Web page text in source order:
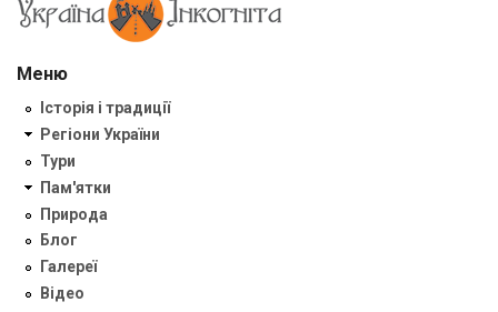
Меню
Історія і традиції
Регіони України
Тури
Пам'ятки
Природа
Блог
Галереї
Відео